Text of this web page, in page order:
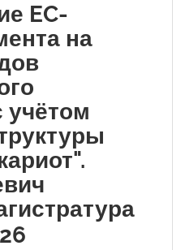
EC-
на
учётом